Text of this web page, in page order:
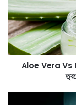
e
V
e
r
a
V
Aloe Vera Vs